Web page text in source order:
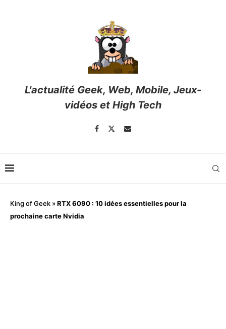
L'actualité Geek, Web, Mobile, Jeux-
vidéos et High Tech
King of Geek »RTX 6090 : 10 idées essentielles pour la
prochaine carte Nvidia